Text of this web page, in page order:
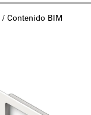
/ Contenido BIM